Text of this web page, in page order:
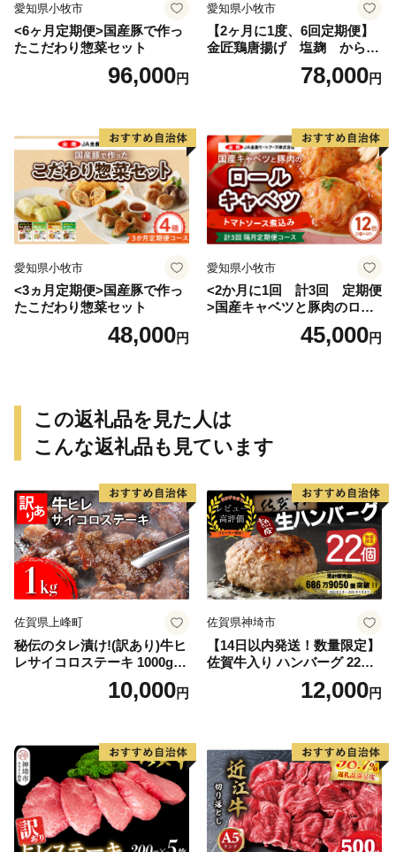
愛知県小牧市
<6ヶ月定期便>国産豚で作っ
たこだわり惣菜セット
96,000円
愛知県小牧市
【2ヶ月に1度、6回定期便】
金匠鶏唐揚げ 塩麹 からあ
78,000円
愛知県小牧市
<3ヵ月定期便>国産豚で作っ
たこだわり惣菜セット
48,000円
愛知県小牧市
<2か月に1回 計3回 定期便
>国産キャベツと豚肉のロー
ルキャベツ（6P入り）
45,000円
この返礼品を見た人は
こんな返礼品も見ています
佐賀県上峰町
秘伝のタレ漬け!(訳あり)牛ヒ
レサイコロステーキ 1000g
10,000円
佐賀県神埼市
【14日以内発送！数量限定】
佐賀牛入り ハンバーグ 22個
2.6kg(120g×22個)【佐賀牛
黒毛和牛 ブランド牛 九州 ハ
気】(H083106)
12,000円